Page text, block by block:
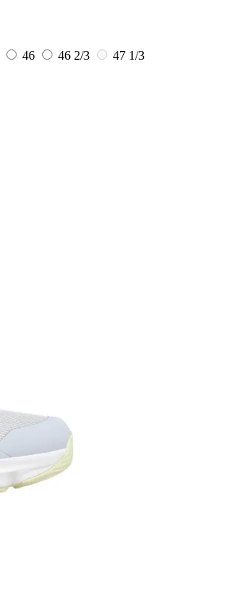
46 46 2/3
47 1/3